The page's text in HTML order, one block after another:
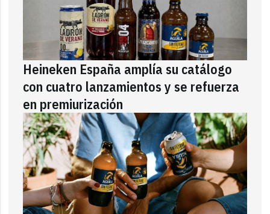
Heineken España amplía su catálogo
con cuatro lanzamientos y se refuerza
en premiurización